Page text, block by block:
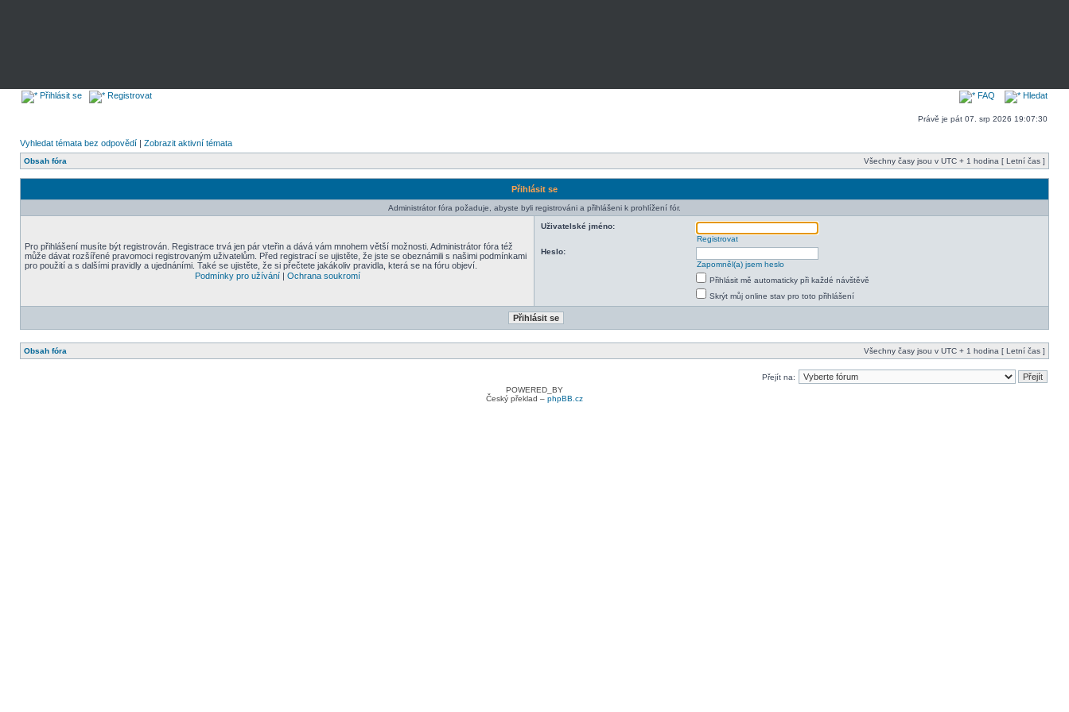
Přihlásit se Registrovat FAQ Hledat
Právě je pát 07. srp 2026 19:07:30
Vyhledat témata bez odpovědí | Zobrazit aktivní témata
Obsah fóra Všechny časy jsou v UTC + 1 hodina [ Letní čas ]
Přihlásit se
Administrátor fóra požaduje, abyste byli registrováni a přihlášeni k prohlížení fór.
Pro přihlášení musíte být registrován. Registrace trvá jen pár vteřin a dává vám mnohem větší možnosti. Administrátor fóra též
může dávat rozšířené pravomoci registrovaným uživatelům. Před registrací se ujistěte, že jste se obeznámili s našimi podmínkami
pro použití a s dalšími pravidly a ujednáními. Také se ujistěte, že si přečtete jakákoliv pravidla, která se na fóru objeví.
Podmínky pro užívání| Ochrana soukromí
Uživatelské jméno:
Registrovat
Heslo:
Zapomněl(a) jsem heslo
Přihlásit mě automaticky při každé návštěvě
Skrýt můj online stav pro toto přihlášení
Obsah fóra Všechny časy jsou v UTC + 1 hodina [ Letní čas ]
Přejít na:
POWERED_BY
Český překlad – phpBB.cz